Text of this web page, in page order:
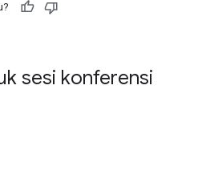
sesi konferensi